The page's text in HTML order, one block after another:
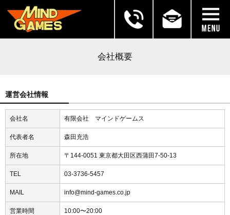
会社概要
運営会社情報
会社名 有限会社 マインドゲームス
代表者名 森田充浩
所在地 〒144-0051 東京都大田区西蒲田7-50-13
TEL 03-3736-5457
MAIL info@mind-games.co.jp
営業時間 10:00〜20:00